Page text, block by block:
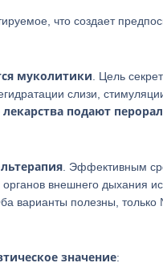
что создает
муколитики . Цель
слизи,
подают
. Эффективным
внешнего дыхания
варианты полезны, только
значение: